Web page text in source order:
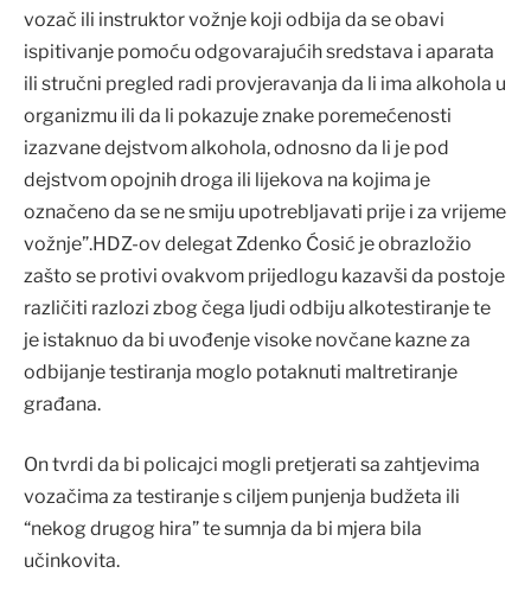
vozač ili instruktor vožnje koji odbija da se obavi
ispitivanje pomoću odgovarajućih sredstava i aparata
ili stručni pregled radi provjeravanja da li ima alkohola u
organizmu ili da li pokazuje znake poremećenosti
izazvane dejstvom alkohola, odnosno da li je pod
dejstvom opojnih droga ili lijekova na kojima je
označeno da se ne smiju upotrebljavati prije i za vrijeme
vožnje”.HDZ-ov delegat Zdenko Ćosić je obrazložio
zašto se protivi ovakvom prijedlogu kazavši da postoje
različiti razlozi zbog čega ljudi odbiju alkotestiranje te
je istaknuo da bi uvođenje visoke novčane kazne za
odbijanje testiranja moglo potaknuti maltretiranje
građana.
On tvrdi da bi policajci mogli pretjerati sa zahtjevima
vozačima za testiranje s ciljem punjenja budžeta ili
“nekog drugog hira” te sumnja da bi mjera bila
učinkovita.